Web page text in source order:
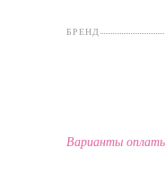
БРЕНД
Варианты